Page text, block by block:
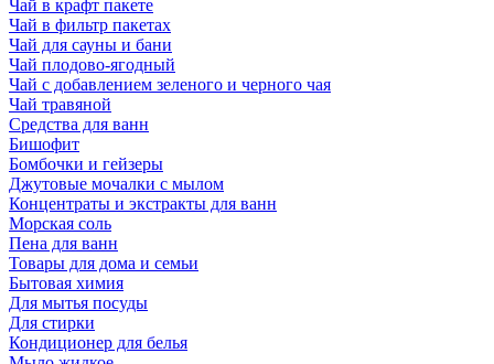
Чай в крафт пакете
Чай в фильтр пакетах
Чай для сауны и бани
Чай плодово-ягодный
Чай с добавлением зеленого и черного чая
Чай травяной
Средства для ванн
Бишофит
Бомбочки и гейзеры
Джутовые мочалки с мылом
Концентраты и экстракты для ванн
Морская соль
Пена для ванн
Товары для дома и семьи
Бытовая химия
Для мытья посуды
Для стирки
Кондиционер для белья